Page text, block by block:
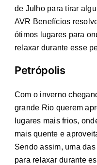
de Julho para tirar
AVR Benefícios
ótimos lugares para
relaxar durante esse
Petrópolis
Com o inverno
grande Rio querem
lugares mais frios,
mais quente e
Sendo assim, uma
para relaxar durante